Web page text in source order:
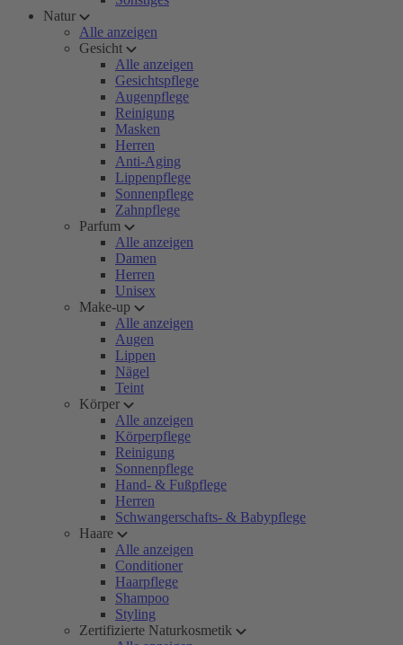
Natur
Alle anzeigen
Gesicht
Alle anzeigen
Gesichtspflege
Augenpflege
Reinigung
Masken
Herren
Anti-Aging
Lippenpflege
Sonnenpflege
Zahnpflege
Parfum
Alle anzeigen
Damen
Herren
Unisex
Make-up
Alle anzeigen
Augen
Lippen
Nägel
Teint
Körper
Alle anzeigen
Körperpflege
Reinigung
Sonnenpflege
Hand- & Fußpflege
Herren
Schwangerschafts- & Babypflege
Haare
Alle anzeigen
Conditioner
Haarpflege
Shampoo
Styling
Zertifizierte Naturkosmetik